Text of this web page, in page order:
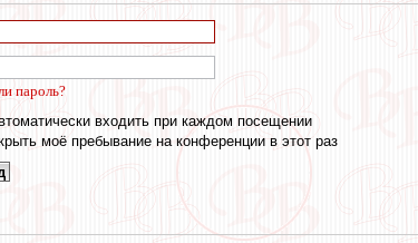
пароль?
входить при каждом посещении
моё пребывание на конференции в этот раз